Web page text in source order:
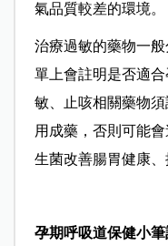
氣品質較差的環境。
治療過敏的藥物一
單上會註明是否適
敏、止咳相關藥物
用成藥，否則可能
生菌改善腸胃健康、
孕期呼吸道保健小筆